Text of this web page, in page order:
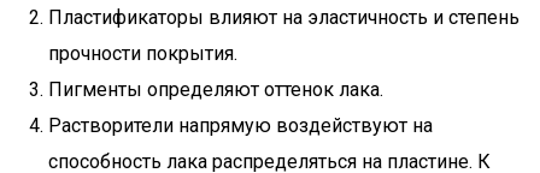
Пластификаторы влияют на эластичность и степень
прочности покрытия.
Пигменты определяют оттенок лака.
Растворители напрямую воздействуют на
способность лака распределяться на пластине. К